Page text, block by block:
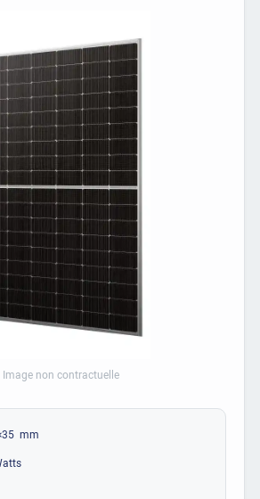
Image non contractuelle
mm